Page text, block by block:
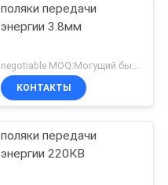
поляки передачи
энергии 3.8мм
negotiable MOQ:Могущий быть предметом переговоров
КОНТАКТЫ
поляки передачи
энергии 220КВ